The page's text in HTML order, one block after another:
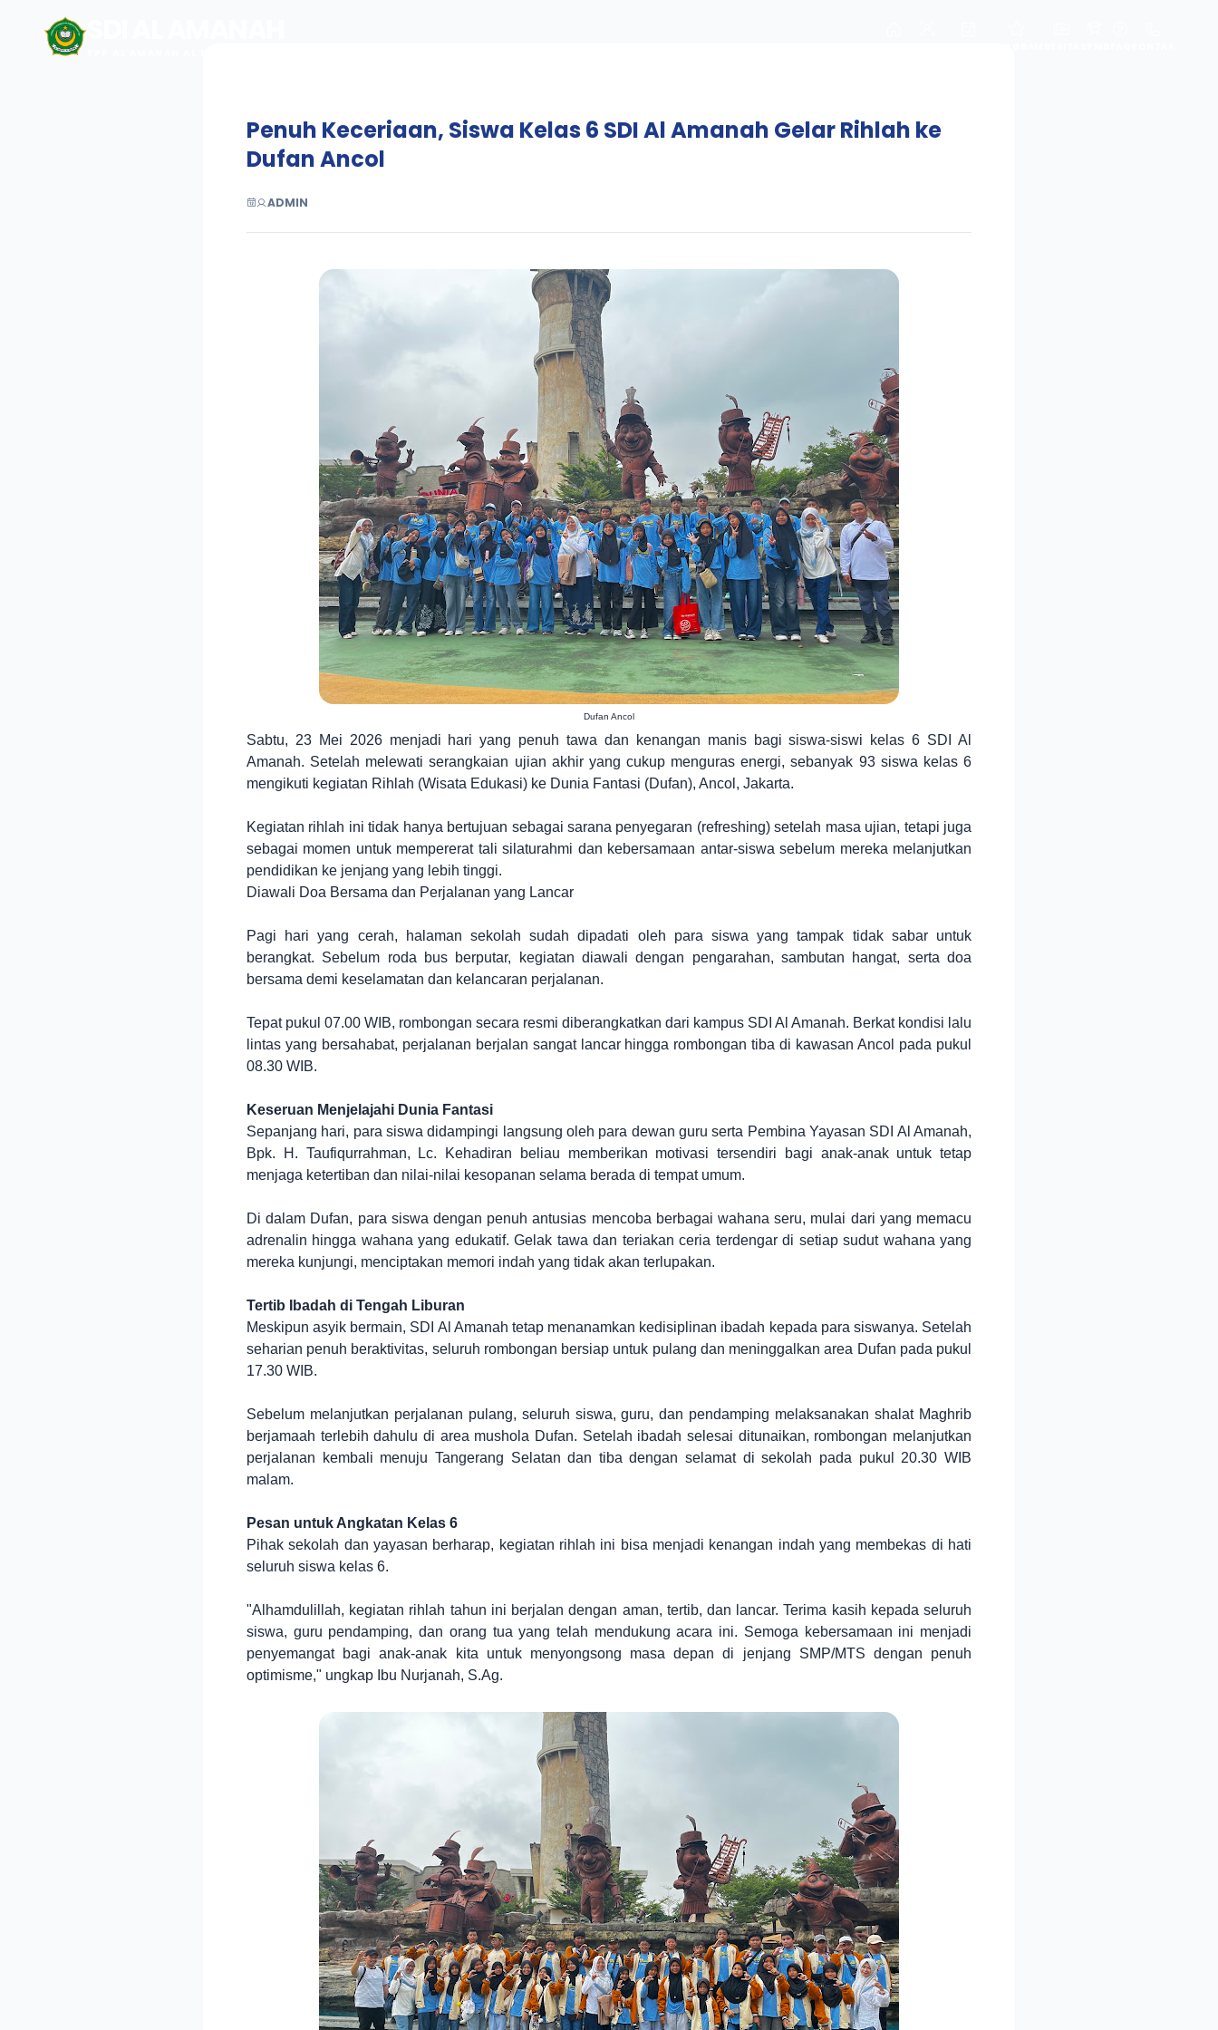
Penuh Keceriaan, Siswa Kelas 6 SDI Al Amanah Gelar Rihlah ke
Dufan Ancol
ADMIN
Dufan Ancol
Sabtu, 23 Mei 2026 menjadi hari yang penuh tawa dan kenangan manis bagi siswa-siswi kelas 6 SDI Al
Amanah. Setelah melewati serangkaian ujian akhir yang cukup menguras energi, sebanyak 93 siswa kelas 6
mengikuti kegiatan Rihlah (Wisata Edukasi) ke Dunia Fantasi (Dufan), Ancol, Jakarta.
Kegiatan rihlah ini tidak hanya bertujuan sebagai sarana penyegaran (refreshing) setelah masa ujian, tetapi juga
sebagai momen untuk mempererat tali silaturahmi dan kebersamaan antar-siswa sebelum mereka melanjutkan
pendidikan ke jenjang yang lebih tinggi.
Diawali Doa Bersama dan Perjalanan yang Lancar
Pagi hari yang cerah, halaman sekolah sudah dipadati oleh para siswa yang tampak tidak sabar untuk
berangkat. Sebelum roda bus berputar, kegiatan diawali dengan pengarahan, sambutan hangat, serta doa
bersama demi keselamatan dan kelancaran perjalanan.
Tepat pukul 07.00 WIB, rombongan secara resmi diberangkatkan dari kampus SDI Al Amanah. Berkat kondisi lalu
lintas yang bersahabat, perjalanan berjalan sangat lancar hingga rombongan tiba di kawasan Ancol pada pukul
08.30 WIB.
Keseruan Menjelajahi Dunia Fantasi
Sepanjang hari, para siswa didampingi langsung oleh para dewan guru serta Pembina Yayasan SDI Al Amanah,
Bpk. H. Taufiqurrahman, Lc. Kehadiran beliau memberikan motivasi tersendiri bagi anak-anak untuk tetap
menjaga ketertiban dan nilai-nilai kesopanan selama berada di tempat umum.
Di dalam Dufan, para siswa dengan penuh antusias mencoba berbagai wahana seru, mulai dari yang memacu
adrenalin hingga wahana yang edukatif. Gelak tawa dan teriakan ceria terdengar di setiap sudut wahana yang
mereka kunjungi, menciptakan memori indah yang tidak akan terlupakan.
Tertib Ibadah di Tengah Liburan
Meskipun asyik bermain, SDI Al Amanah tetap menanamkan kedisiplinan ibadah kepada para siswanya. Setelah
seharian penuh beraktivitas, seluruh rombongan bersiap untuk pulang dan meninggalkan area Dufan pada pukul
17.30 WIB.
Sebelum melanjutkan perjalanan pulang, seluruh siswa, guru, dan pendamping melaksanakan shalat Maghrib
berjamaah terlebih dahulu di area mushola Dufan. Setelah ibadah selesai ditunaikan, rombongan melanjutkan
perjalanan kembali menuju Tangerang Selatan dan tiba dengan selamat di sekolah pada pukul 20.30 WIB
malam.
Pesan untuk Angkatan Kelas 6
Pihak sekolah dan yayasan berharap, kegiatan rihlah ini bisa menjadi kenangan indah yang membekas di hati
seluruh siswa kelas 6.
"Alhamdulillah, kegiatan rihlah tahun ini berjalan dengan aman, tertib, dan lancar. Terima kasih kepada seluruh
siswa, guru pendamping, dan orang tua yang telah mendukung acara ini. Semoga kebersamaan ini menjadi
penyemangat bagi anak-anak kita untuk menyongsong masa depan di jenjang SMP/MTS dengan penuh
optimisme," ungkap Ibu Nurjanah, S.Ag.